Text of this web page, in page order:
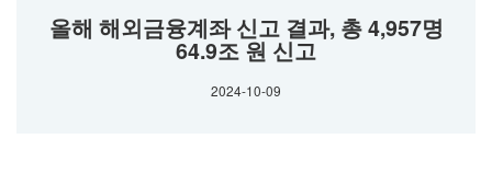
올해 해외금융계좌 신고 결과, 총 4,957명
64.9조 원 신고
2024-10-09